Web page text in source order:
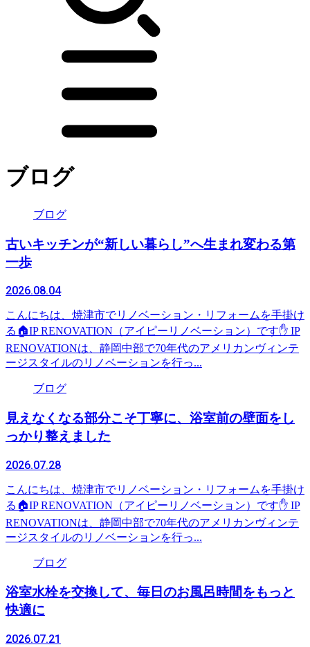
ブログ
ブログ
古いキッチンが“新しい暮らし”へ生まれ変わる第
一歩
2026.08.04
こんにちは、焼津市でリノベーション・リフォームを手掛け
る🏠IP RENOVATION（アイピーリノベーション）です✋ IP
RENOVATIONは、静岡中部で70年代のアメリカンヴィンテ
ージスタイルのリノベーションを行っ...
ブログ
見えなくなる部分こそ丁寧に、浴室前の壁面をし
っかり整えました
2026.07.28
こんにちは、焼津市でリノベーション・リフォームを手掛け
る🏠IP RENOVATION（アイピーリノベーション）です✋ IP
RENOVATIONは、静岡中部で70年代のアメリカンヴィンテ
ージスタイルのリノベーションを行っ...
ブログ
浴室水栓を交換して、毎日のお風呂時間をもっと
快適に
2026.07.21